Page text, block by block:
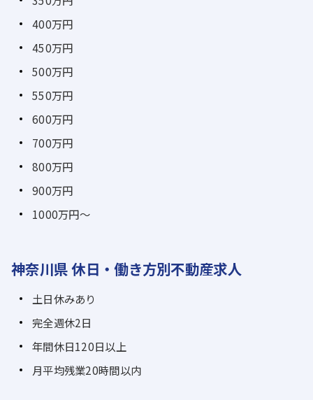
400万円
450万円
500万円
550万円
600万円
700万円
800万円
900万円
1000万円～
神奈川県 休日・働き方別不動産求人
土日休みあり
完全週休2日
年間休日120日以上
月平均残業20時間以内